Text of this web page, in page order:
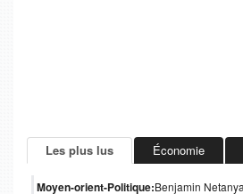
Les plus lus Économie
Moyen-orient-Politique:Benjamin